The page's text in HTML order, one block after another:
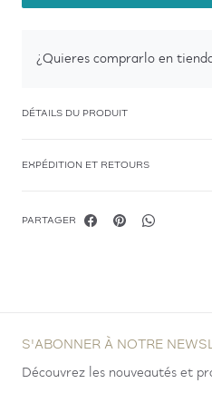
¿Quieres comprarlo en
DÉTAILS DU PRODUIT
EXPÉDITION ET RETOURS
PARTAGER
S'ABONNER À NOTRE
Découvrez les nouveautés et